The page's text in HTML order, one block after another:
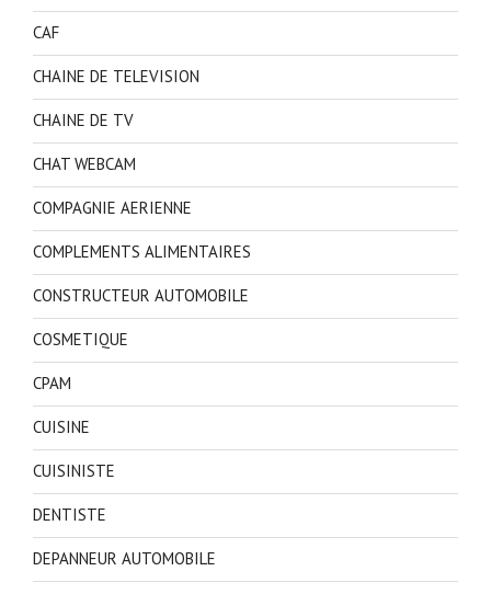
CAF
CHAINE DE TELEVISION
CHAINE DE TV
CHAT WEBCAM
COMPAGNIE AERIENNE
COMPLEMENTS ALIMENTAIRES
CONSTRUCTEUR AUTOMOBILE
COSMETIQUE
CPAM
CUISINE
CUISINISTE
DENTISTE
DEPANNEUR AUTOMOBILE